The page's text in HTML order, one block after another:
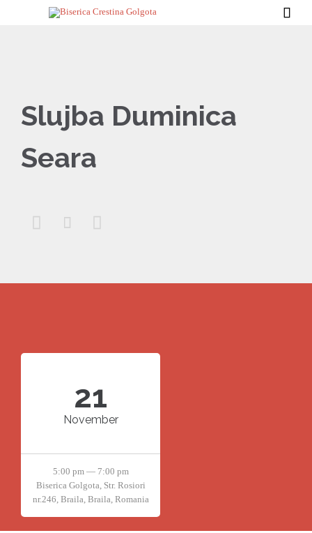

Slujba Duminica
Seara
  
21
November
5:00 pm — 7:00 pm
Biserica Golgota, Str. Rosiori
nr.246, Braila, Braila, Romania